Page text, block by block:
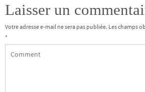
Laisser un
Votre adresse e-mail ne sera pas publiée. Les champs
*